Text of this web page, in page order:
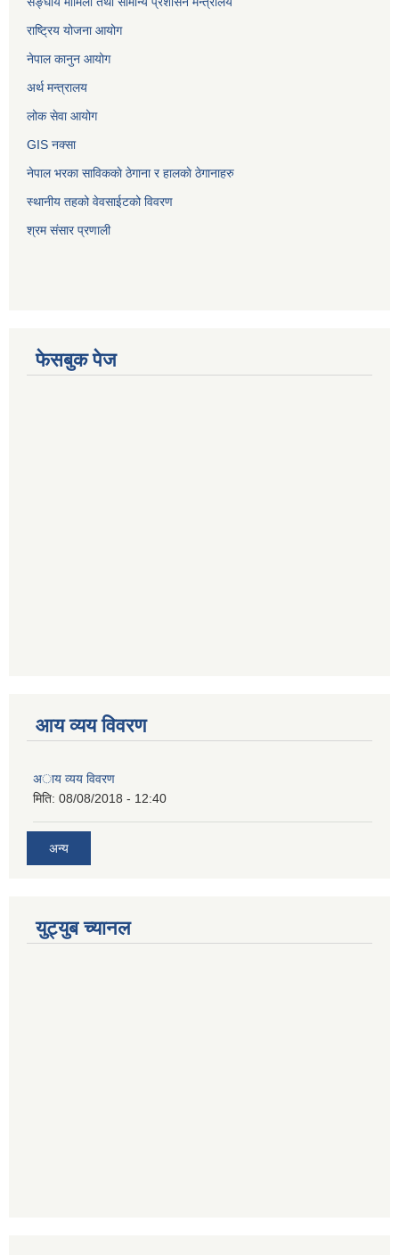
राष्ट्रिय योजना आयोग
नेपाल कानुन आयोग
अर्थ मन्त्रालय
लोक सेवा आयोग
GIS नक्सा
नेपाल भरका साविककाे ठेगाना र हालकाे ठेगानाहरु
स्थानीय तहको वेवसाईटको विवरण
श्रम संसार प्रणाली
फेसबुक पेज
आय व्यय विवरण
अाय व्यय विवरण
मिति: 08/08/2018 - 12:40
अन्य
युट्युब च्यानल